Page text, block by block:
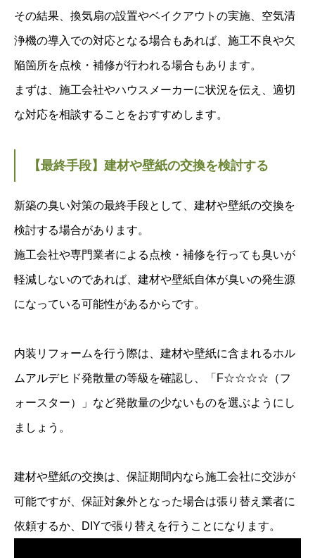
その結果、換気扇の設置やベイクアウトの実施、空気清
浄機の導入での対応となる場合もあれば、施工不良や欠
陥箇所を点検・補修が行われる場合もあります。
まずは、施工会社やハウスメーカーに状況を伝え、適切
な対応を相談することをおすすめします。
【最終手段】建材や壁紙の交換を検討する
新築の臭い対策の最終手段として、建材や壁紙の交換を
検討する場合があります。
施工会社や専門業者による点検・補修を行っても臭いが
軽減しないのであれば、建材や壁紙自体が臭いの発生源
になっている可能性があるからです。
内装リフォームを行う際は、建材や壁紙に含まれるホル
ムアルデヒド発散量の等級を確認し、「F☆☆☆☆（フ
ォースター）」など発散量の少ないものを選ぶようにし
ましょう。
建材や壁紙の交換は、保証期間内なら施工会社に交渉が
可能ですが、保証対象外となった場合は張り替え業者に
依頼するか、DIYで張り替えを行うことになります。